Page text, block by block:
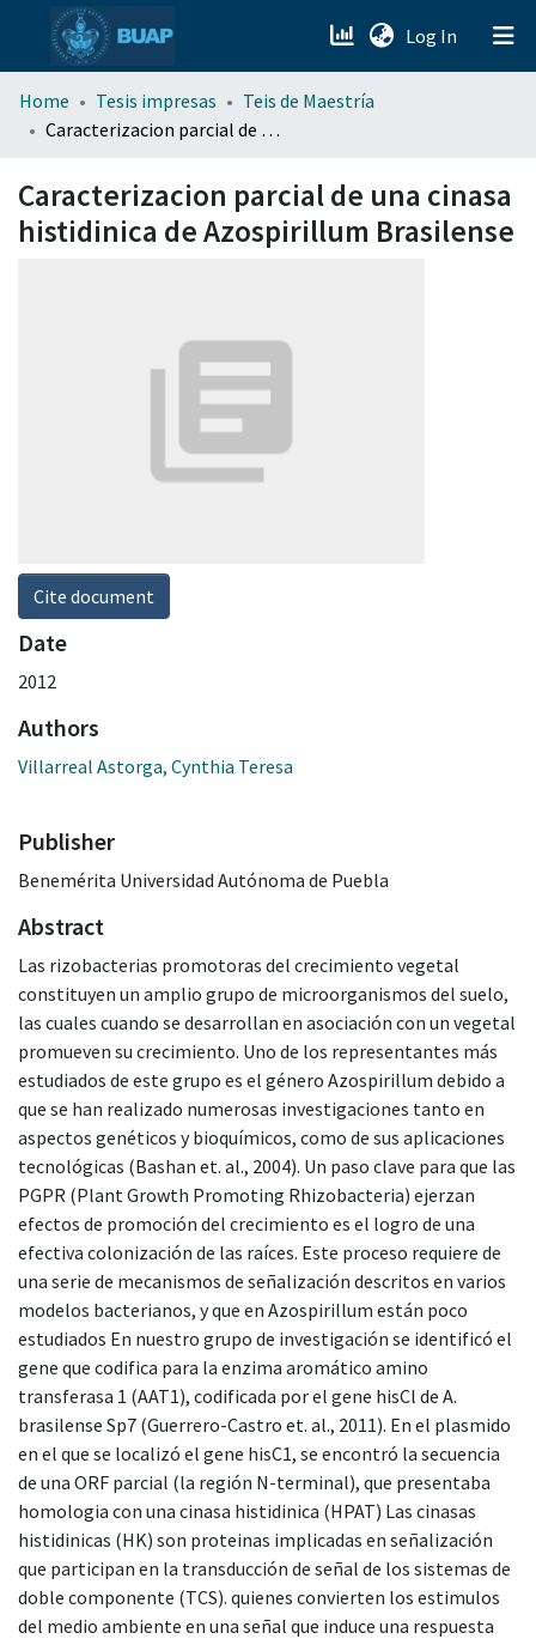
Log In (current)
menu.section.about_menu
Home Tesis impresas
Teis de Maestría
Caracterizacion parcial de una cinasa histidinica de Azospirillum Brasilense
Caracterizacion parcial de una cinasa
histidinica de Azospirillum Brasilense
Cite document
Date
2012
Authors
Villarreal Astorga, Cynthia Teresa
Publisher
Benemérita Universidad Autónoma de Puebla
Abstract
Las rizobacterias promotoras del crecimiento vegetal
constituyen un amplio grupo de microorganismos del suelo,
las cuales cuando se desarrollan en asociación con un vegetal
promueven su crecimiento. Uno de los representantes más
estudiados de este grupo es el género Azospirillum debido a
que se han realizado numerosas investigaciones tanto en
aspectos genéticos y bioquímicos, como de sus aplicaciones
tecnológicas (Bashan et. al., 2004). Un paso clave para que las
PGPR (Plant Growth Promoting Rhizobacteria) ejerzan
efectos de promoción del crecimiento es el logro de una
efectiva colonización de las raíces. Este proceso requiere de
una serie de mecanismos de señalización descritos en varios
modelos bacterianos, y que en Azospirillum están poco
estudiados En nuestro grupo de investigación se identificó el
gene que codifica para la enzima aromático amino
transferasa 1 (AAT1), codificada por el gene hisCl de A.
brasilense Sp7 (Guerrero-Castro et. al., 2011). En el plasmido
en el que se localizó el gene hisC1, se encontró la secuencia
de una ORF parcial (la región N-terminal), que presentaba
homologia con una cinasa histidinica (HPAT) Las cinasas
histidinicas (HK) son proteinas implicadas en señalización
que participan en la transducción de señal de los sistemas de
doble componente (TCS). quienes convierten los estimulos
del medio ambiente en una señal que induce una respuesta